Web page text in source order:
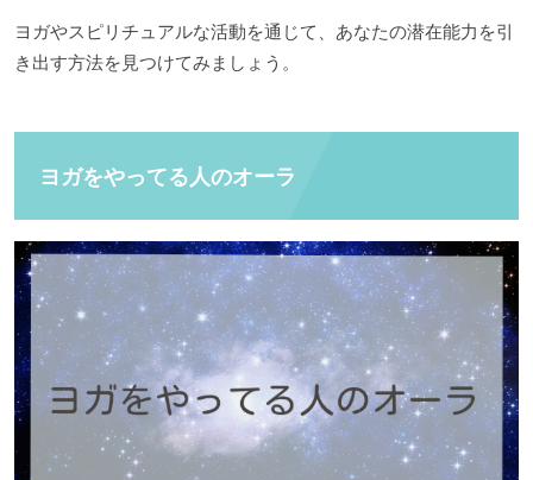
ヨガやスピリチュアルな活動を通じて、あなたの潜在能力を引
き出す方法を見つけてみましょう。
ヨガをやってる人のオーラ